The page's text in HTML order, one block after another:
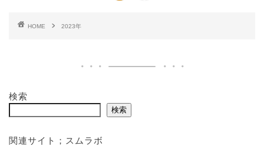
HOME 2023年
検索
検索
関連サイト； スムラボ